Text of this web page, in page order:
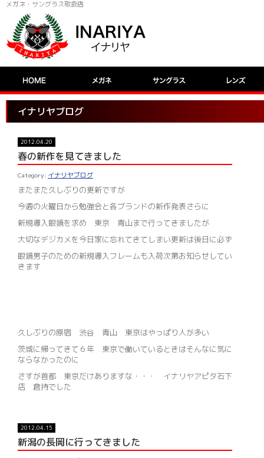
メガネ・サングラス取扱店
イナリヤブログ
2012.04.20
イナリヤブログ
春の新作を見てきました
またまた久しぶりの更新ですが
今週の火曜日から勉強会と各ブランドの新作発表さらに
新規導入眼鏡を求め 東京 青山まで行ってきましたが
大切なデジカメを今日家に忘れてきてしまい更新は後日に必ず
眼鏡男子のための新規導入フレームも入荷次第お知らせしてい
きます
久しぶりの原宿 渋谷 青山 東京はやっぱり人が多い
茨城に帰ってきて６年 東京で働いているときはそんなに気に
ならなかったのに
さすが首都 東京だけありますな・・・ イナリヤアピタ石下
店 倉持でした
2012.04.15
新潟の長岡に行ってきました